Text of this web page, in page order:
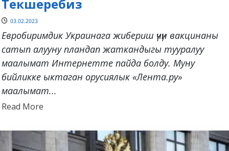
Текшеребиз
03.02.2023
Евробиримдик Украинага жибериш үчүн вакцинаны
сатып алууну пландап жаткандыгы тууралуу
маалымат Интернетте пайда болду. Муну
бийликке ыктаган орусиялык «Лента.ру»
маалымат...
Read MoreRead
about